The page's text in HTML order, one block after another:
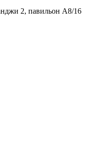
2, павильон А8/16